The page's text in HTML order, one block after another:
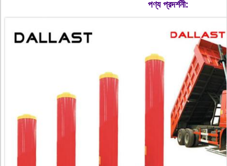
পণ্য প্রদর্শনী: